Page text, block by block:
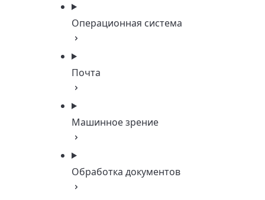
Операционная система
Почта
Машинное зрение
Обработка документов